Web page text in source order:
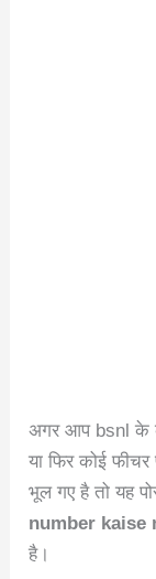
अगर आप bsnl के
या फिर कोई
भूल गए है तो यह
number kaise
है।